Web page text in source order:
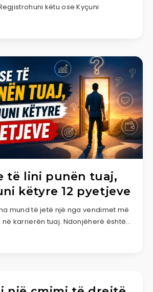
këtu ose Kyçuni
të lini punën tuaj,
këtyre 12 pyetjeve
mund të jetë një nga vendimet më
karrierën tuaj. Ndonjëherë është…